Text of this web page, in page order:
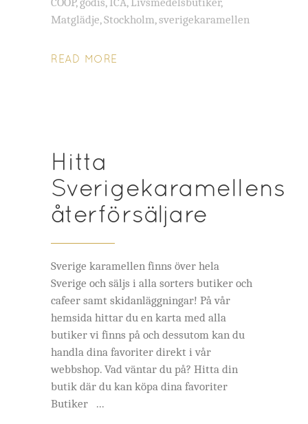
Matglädje,Stockholm,sverigekaramellen
READ MORE
Hitta
Sverigekaramellens
återförsäljare
Sverige karamellen finns över hela
Sverige och säljs i alla sorters butiker och
cafeer samt skidanläggningar! På vår
hemsida hittar du en karta med alla
butiker vi finns på och dessutom kan du
handla dina favoriter direkt i vår
webbshop. Vad väntar du på? Hitta din
butik där du kan köpa dina favoriter
Butiker